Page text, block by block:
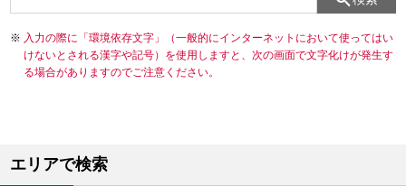
入力の際に「環境依存文字」（一般的にインターネットにおいて使ってはい
けないとされる漢字や記号）を使用しますと、次の画面で文字化けが発生す
る場合がありますのでご注意ください。
エリアで検索